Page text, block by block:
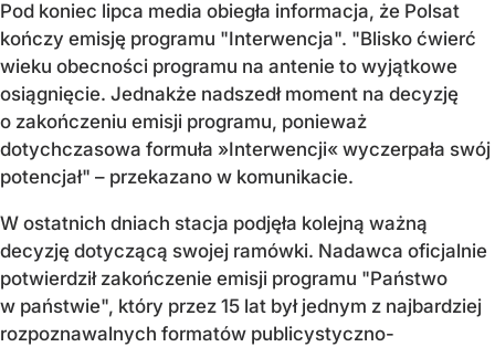
Pod koniec lipca media obiegła informacja, że Polsat
kończy emisję programu "Interwencja". "Blisko ćwierć
wieku obecności programu na antenie to wyjątkowe
osiągnięcie. Jednakże nadszedł moment na decyzję
o zakończeniu emisji programu, ponieważ
dotychczasowa formuła »Interwencji« wyczerpała swój
potencjał" – przekazano w komunikacie.
W ostatnich dniach stacja podjęła kolejną ważną
decyzję dotyczącą swojej ramówki. Nadawca oficjalnie
potwierdził zakończenie emisji programu "Państwo
w państwie", który przez 15 lat był jednym z najbardziej
rozpoznawalnych formatów publicystyczno-